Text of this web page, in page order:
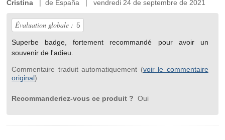
Cristina | de España | vendredi 24 de septembre de 2021
Évaluation globale : 5
Superbe badge, fortement recommandé pour avoir un
souvenir de l'adieu.
Commentaire traduit automatiquement (voir le commentaire
original)
Recommanderiez-vous ce produit ? Oui